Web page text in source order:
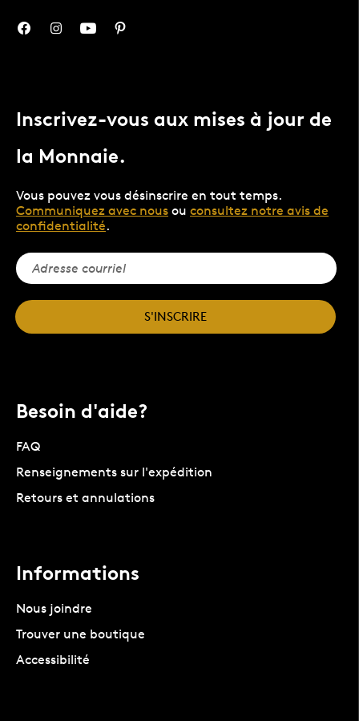
Inscrivez-vous aux mises à jour de
la Monnaie.
Vous pouvez vous désinscrire en tout temps.
Communiquez avec nous ou consultez notre avis de
confidentialité.
S'INSCRIRE
Besoin d'aide?
FAQ
Renseignements sur l'expédition
Retours et annulations
Informations
Nous joindre
Trouver une boutique
Accessibilité